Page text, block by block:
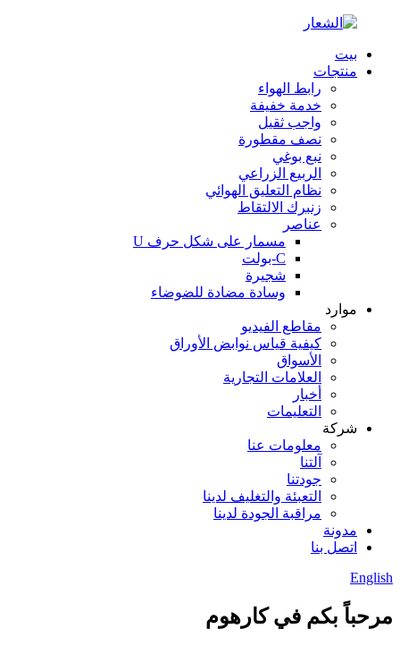
بيت
منتجات
رابط الهواء
خدمة خفيفة
واجب ثقيل
نصف مقطورة
نبع بوغي
الربيع الزراعي
نظام التعليق الهوائي
زنبرك الالتقاط
عناصر
مسمار على شكل حرف U
C-بولت
شجيرة
وسادة مضادة للضوضاء
موارد
مقاطع الفيديو
كيفية قياس نوابض الأوراق
الأسواق
العلامات التجارية
أخبار
التعليمات
شركة
معلومات عنا
آلتنا
جودتنا
التعبئة والتغليف لدينا
مراقبة الجودة لدينا
مدونة
اتصل بنا
English
مرحباً بكم في كارهوم